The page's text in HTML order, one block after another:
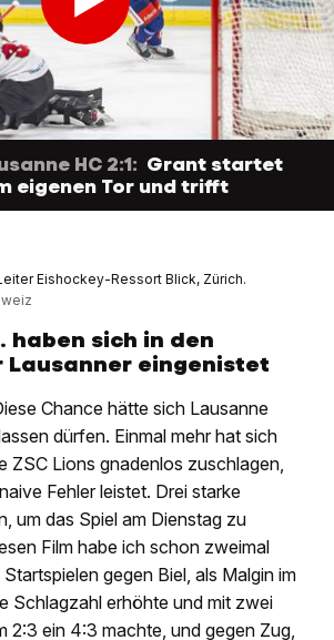
HC 2:1: Grant startet
eigenen Tor und trifft
Eishockey-Ressort Blick, Zürich.
haben sich in den
Lausanner eingenistet
Chance hätte sich Lausanne
dürfen. Einmal mehr hat sich
ZSC Lions gnadenlos zuschlagen,
Fehler leistet. Drei starke
um das Spiel am Dienstag zu
Film habe ich schon zweimal
gegen Biel, als Malgin im
Schlagzahl erhöhte und mit zwei
2:3 ein 4:3 machte, und gegen Zug,